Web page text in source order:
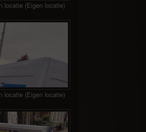
locatie (Eigen locatie)
locatie (Eigen locatie)